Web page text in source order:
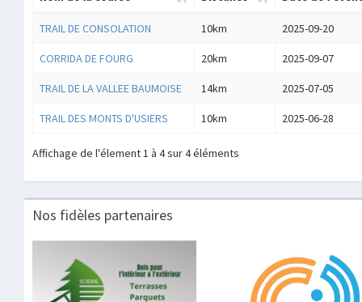
TRAIL DE CONSOLATION 10km 2025-09-20
CORRIDA DE FOURG 20km 2025-09-07
TRAIL DE LA VALLEE BAUMOISE 14km 2025-07-05
TRAIL DES MONTS D'USIERS 10km 2025-06-28
Affichage de l'élement 1 à 4 sur 4 éléments
Nos fidèles partenaires